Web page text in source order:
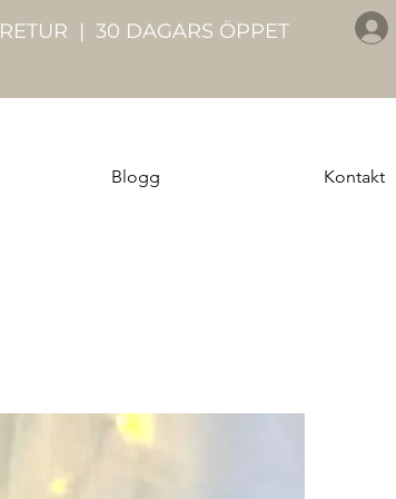
| 30 DAGARS ÖPPET
Blogg Kontakt